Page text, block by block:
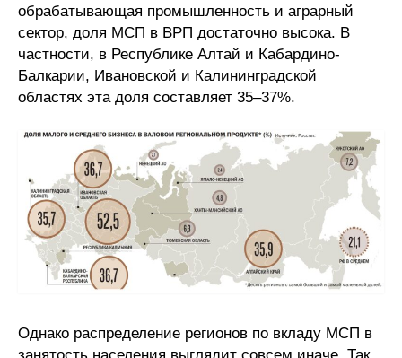
обрабатывающая промышленность и аграрный
сектор, доля МСП в ВРП достаточно высока. В
частности, в Республике Алтай и Кабардино-
Балкарии, Ивановской и Калининградской
областях эта доля составляет 35–37%.
Однако распределение регионов по вкладу МСП в